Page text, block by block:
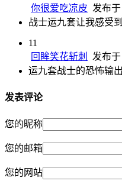
你很爱吃凉皮 发布于
战士运九套让我感受
11
回眸笑花斩刺
发布于
运九套战士的恐怖输
发表评论
您的昵称
您的邮箱
您的网站